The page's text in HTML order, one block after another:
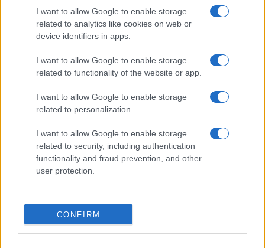
I want to allow Google to enable storage
related to analytics like cookies on web or
device identifiers in apps.
I want to allow Google to enable storage
related to functionality of the website or app.
I want to allow Google to enable storage
related to personalization.
I want to allow Google to enable storage
related to security, including authentication
functionality and fraud prevention, and other
user protection.
CONFIRM
© 2026 - VOLOSCONTATO CONSIGLI E DIARI DI VIAGGIO - P.IVA
04827280654 – TESTATA REGISTRATA AL TRIBUNALE DI NOCERA
35792 – ISCRITTA ALL’ANSO (ASSOCIAZIONE NAZIONALE STAMPA
ONLINE)
PRIVACY E NOTIFICHE
MAPPA DEL SITO